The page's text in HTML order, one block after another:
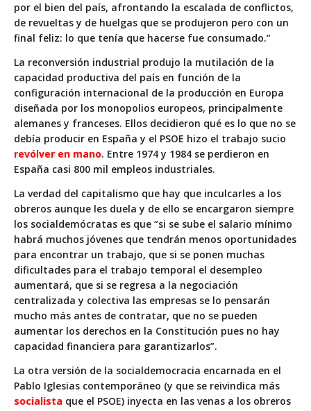
por el bien del país, afrontando la escalada de conflictos,
de revueltas y de huelgas que se produjeron pero con un
final feliz: lo que tenía que hacerse fue consumado.”
La reconversión industrial produjo la mutilación de la
capacidad productiva del país en función de la
configuración internacional de la producción en Europa
diseñada por los monopolios europeos, principalmente
alemanes y franceses. Ellos decidieron qué es lo que no se
debía producir en España y el PSOE hizo el trabajo sucio
revólver en mano. Entre 1974 y 1984 se perdieron en
España casi 800 mil empleos industriales.
La verdad del capitalismo que hay que inculcarles a los
obreros aunque les duela y de ello se encargaron siempre
los socialdemócratas es que “si se sube el salario mínimo
habrá muchos jóvenes que tendrán menos oportunidades
para encontrar un trabajo, que si se ponen muchas
dificultades para el trabajo temporal el desempleo
aumentará, que si se regresa a la negociación
centralizada y colectiva las empresas se lo pensarán
mucho más antes de contratar, que no se pueden
aumentar los derechos en la Constitución pues no hay
capacidad financiera para garantizarlos”.
La otra versión de la socialdemocracia encarnada en el
Pablo Iglesias contemporáneo (y que se reivindica más
socialista que el PSOE) inyecta en las venas a los obreros